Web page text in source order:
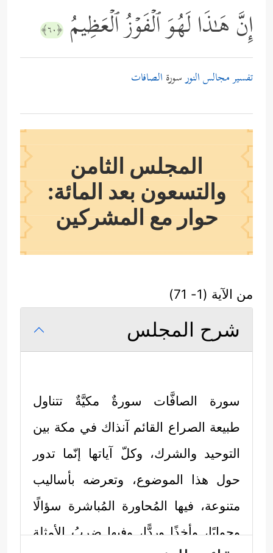
إِنَّ هَـٰذَا لَهُوَ ٱلۡفَوۡزُ ٱلۡعَظِیمُ ﴿٦٠﴾
تفسير مجالس النورسورة الصافات
المجلس الثامن
والتسعون بعد المائة:
حوار مع المشركين
من الآية (1- 71)
شرح المجلس
سورة الصافَّات سورةٌ مكيَّةٌ تتناول
طبيعة الصراع القائم آنذاك في مكة بين
التوحيد والشرك، وكلّ آياتها إنّما تدور
حول هذا الموضوع، وتعرضه بأساليب
متنوعة، فيها المُحاورة المُباشرة سؤالًا
وجوابًا، وأخذًا وردًّا، وفيها ضربُ الأمثلة